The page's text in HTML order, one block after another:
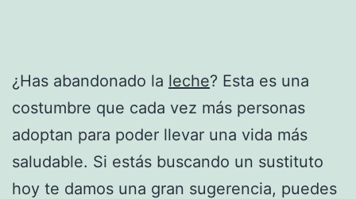
¿Has abandonado la leche? Esta es una
costumbre que cada vez más personas
adoptan para poder llevar una vida más
saludable. Si estás buscando un sustituto
hoy te damos una gran sugerencia, puedes